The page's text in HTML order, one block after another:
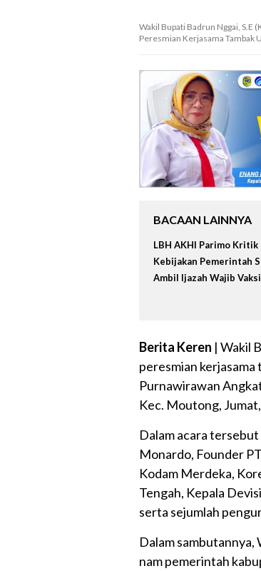
Wakil Bupati Badrun Nggai, S.E
Peresmian Kerjasama Tambak
BACAAN LAINNYA
LBH AKHI Parimo Kritik
Kebijakan Pemerintah
Ambil Ijazah Wajib
Berita Keren | Wakil
peresmian
Purnawirawan
Kec. Moutong,
Dalam acara
Monardo, Founder
Kodam Merdeka,
Tengah, Kepala
serta sejumlah
Dalam sambutannya,
nam pemerintah